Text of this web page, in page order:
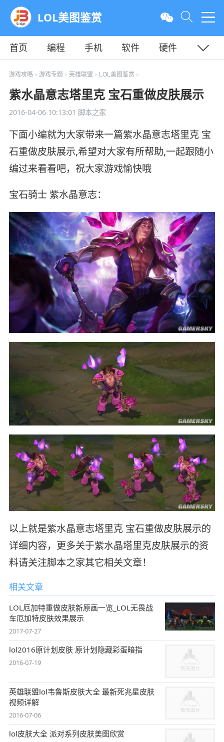
LOL美图鉴赏
首页 编程 手机 软件
硬件
教程
平面 服务器
游戏攻略> 游戏专题 > 英雄联盟 > LOL美图鉴赏 >
紫水晶意志塔里克 宝石重做皮肤展示
2016-04-06 10:13:01 脚本之家
下面小编就为大家带来一篇紫水晶意志塔里克 宝
石重做皮肤展示,希望对大家有所帮助,一起跟随小
编过来看看吧，祝大家游戏愉快哦
宝石骑士 紫水晶意志：
以上就是紫水晶意志塔里克 宝石重做皮肤展示的
详细内容，更多关于紫水晶塔里克皮肤展示的资
料请关注脚本之家其它相关文章！
相关文章
LOL厄加特重做皮肤新原画一览_LOL无畏战
车厄加特皮肤效果展示
2017-07-27
lol2016原计划皮肤 原计划隐藏彩蛋暗指
2016-07-19
英雄联盟lol韦鲁斯皮肤大全 最新死兆星皮肤
视频详解
2016-07-06
lol皮肤大全 派对系列皮肤美图欣赏